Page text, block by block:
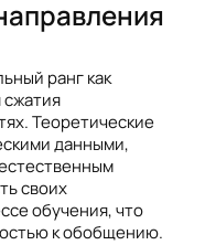
ранг как
Теоретические
данными,
своих
обучения, что
к обобщению.